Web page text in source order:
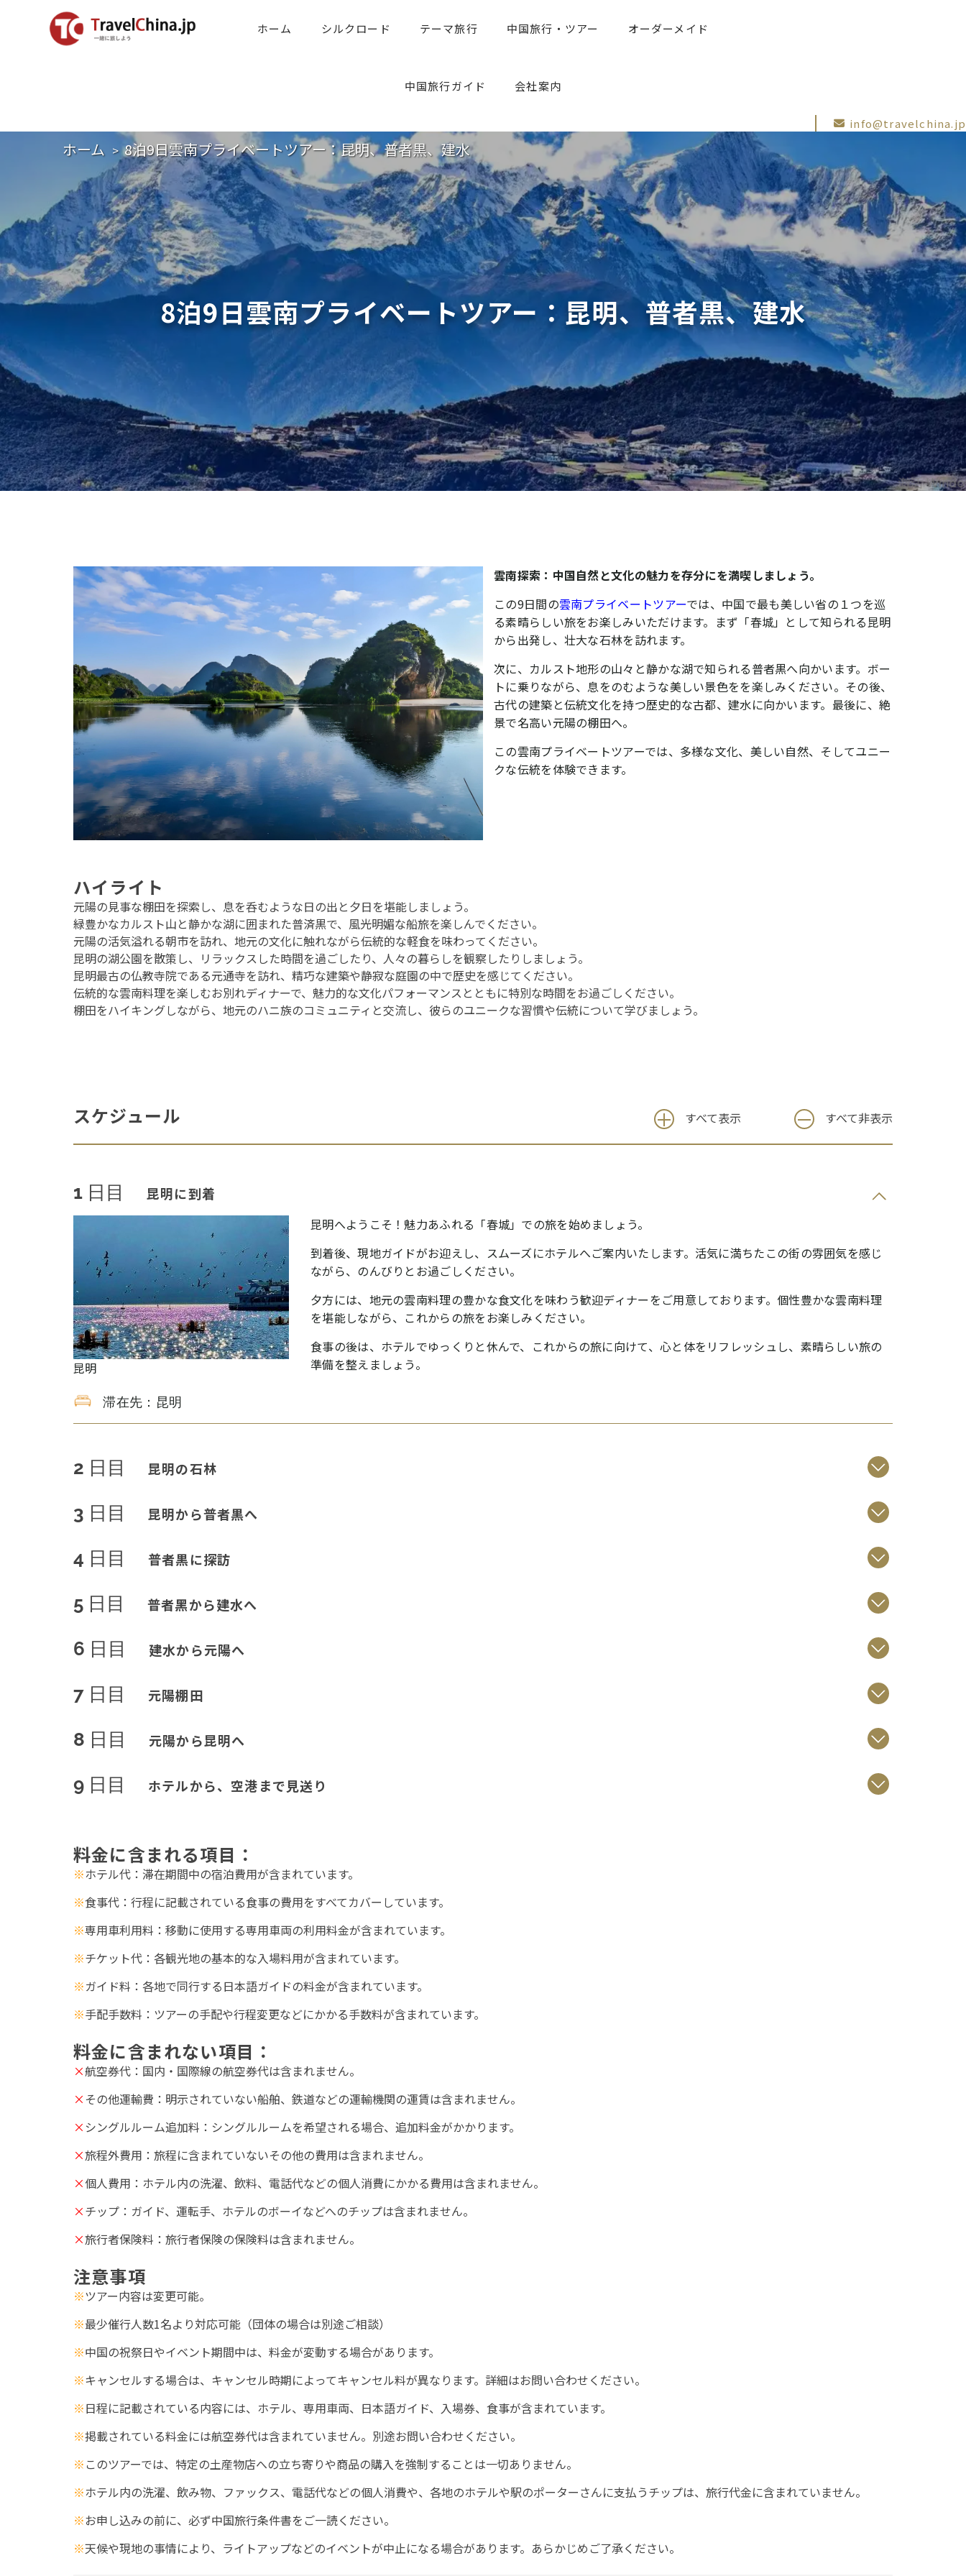
ホーム シルクロード テーマ旅行 中国旅行・ツアー オーダーメイド
中国旅行ガイド 会社案内
info@travelchina.jp
ホーム 8泊9日雲南プライベートツアー：昆明、普者黒、建水
8泊9日雲南プライベートツアー：昆明、普者黒、建水
雲南探索：中国自然と文化の魅力を存分にを満喫しましょう。
この9日間の雲南プライベートツアーでは、中国で最も美しい省の１つを巡
る素晴らしい旅をお楽しみいただけます。まず「春城」として知られる昆明
から出発し、壮大な石林を訪れます。
次に、カルスト地形の山々と静かな湖で知られる普者黒へ向かいます。ボー
トに乗りながら、息をのむような美しい景色をを楽しみください。その後、
古代の建築と伝統文化を持つ歴史的な古都、建水に向かいます。最後に、絶
景で名高い元陽の棚田へ。
この雲南プライベートツアーでは、多様な文化、美しい自然、そしてユニー
クな伝統を体験できます。
ハイライト
元陽の見事な棚田を探索し、息を呑むような日の出と夕日を堪能しましょう。
緑豊かなカルスト山と静かな湖に囲まれた普済黒で、風光明媚な船旅を楽しんでください。
元陽の活気溢れる朝市を訪れ、地元の文化に触れながら伝統的な軽食を味わってください。
昆明の湖公園を散策し、リラックスした時間を過ごしたり、人々の暮らしを観察したりしましょう。
昆明最古の仏教寺院である元通寺を訪れ、精巧な建築や静寂な庭園の中で歴史を感じてください。
伝統的な雲南料理を楽しむお別れディナーで、魅力的な文化パフォーマンスとともに特別な時間をお過ごしください。
棚田をハイキングしながら、地元のハニ族のコミュニティと交流し、彼らのユニークな習慣や伝統について学びましょう。
スケジュール すべて表示 すべて非表示
1 日目 昆明に到着
昆明
昆明へようこそ！魅力あふれる「春城」での旅を始めましょう。
到着後、現地ガイドがお迎えし、スムーズにホテルへご案内いたします。活気に満ちたこの街の雰囲気を感じ
ながら、のんびりとお過ごしください。
夕方には、地元の雲南料理の豊かな食文化を味わう歓迎ディナーをご用意しております。個性豊かな雲南料理
を堪能しながら、これからの旅をお楽しみください。
食事の後は、ホテルでゆっくりと休んで、これからの旅に向けて、心と体をリフレッシュし、素晴らしい旅の
準備を整えましょう。
滞在先：昆明
2 日目 昆明の石林
3 日目 昆明から普者黒へ
4 日目 普者黒に探訪
5 日目 普者黑から建水へ
6 日目 建水から元陽へ
7 日目 元陽棚田
8 日目 元陽から昆明へ
9 日目 ホテルから、空港まで見送り
料金に含まれる項目 ：
※ホテル代 ：滞在期間中の宿泊費用が含まれています。
※食事代 ：行程に記載されている食事の費用をすべてカバーしています。
※専用車利用料 ：移動に使用する専用車両の利用料金が含まれています。
※チケット代 ：各観光地の基本的な入場料用が含まれています。
※ガイド料 ：各地で同行する日本語ガイドの料金が含まれています。
※手配手数料 ：ツアーの手配や行程変更などにかかる手数料が含まれています。
料金に含まれない項目 ：
×航空券代：国内・国際線の航空券代は含まれません。
× その他運輸費：明示されていない船舶、鉄道などの運輸機関の運賃は含まれません。
× シングルルーム追加料：シングルルームを希望される場合、追加料金がかかります。
×旅程外費用：旅程に含まれていないその他の費用は含まれません。
×個人費用：ホテル内の洗濯、飲料、電話代などの個人消費にかかる費用は含まれません。
×チップ：ガイド、運転手、ホテルのボーイなどへのチップは含まれません。
×旅行者保険料：旅行者保険の保険料は含まれません。
注意事項
※ツアー内容は変更可能。
※最少催行人数1名より対応可能（団体の場合は別途ご相談）
※中国の祝祭日やイベント期間中は、料金が変動する場合があります。
※キャンセルする場合は、キャンセル時期によってキャンセル料が異なります。詳細はお問い合わせください。
※日程に記載されている内容には、ホテル、専用車両、日本語ガイド、入場券、食事が含まれています。
※掲載されている料金には航空券代は含まれていません。別途お問い合わせください。
※ このツアーでは、特定の土産物店への立ち寄りや商品の購入を強制することは一切ありません。
※ホテル内の洗濯、飲み物、ファックス、電話代などの個人消費や、各地のホテルや駅のポーターさんに支払うチップは、旅行代金に含まれていません。
※お申し込みの前に、必ず中国旅行条件書をご一読ください。
※天候や現地の事情により、ライトアップなどのイベントが中止になる場合があります。あらかじめご了承ください。